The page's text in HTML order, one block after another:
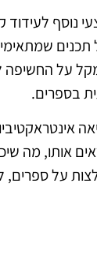
נוסף
על
בספרים.
אותו, מה
ספרים,